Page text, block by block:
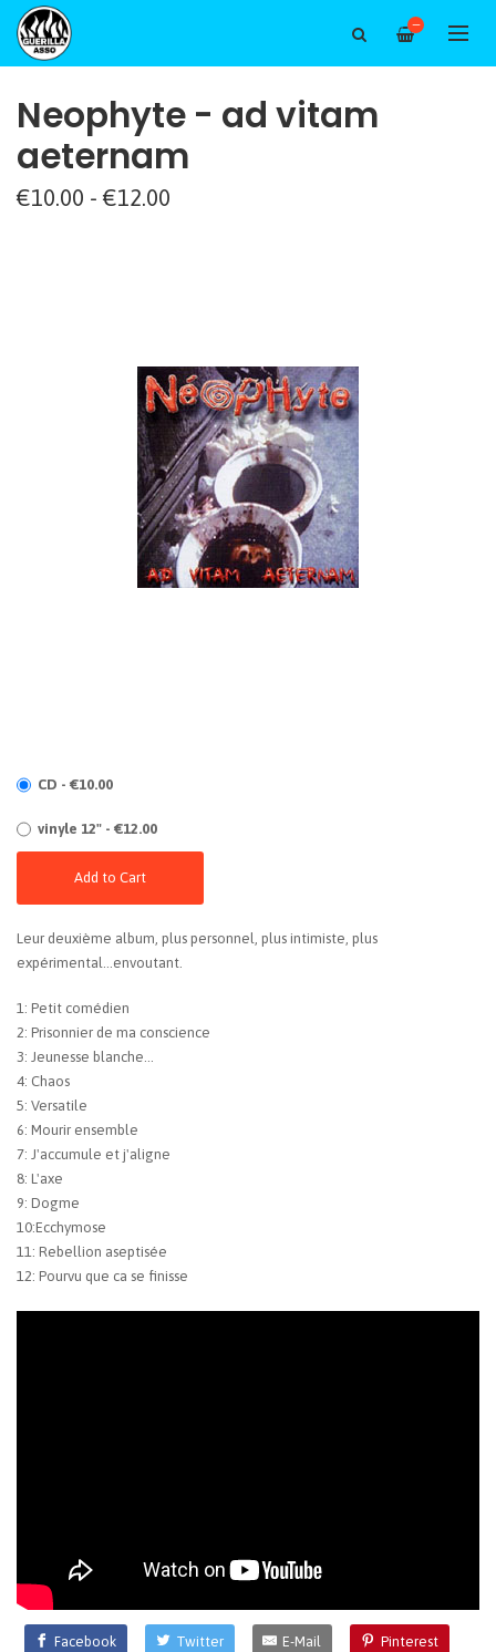
—
Neophyte - ad vitam
aeternam
€10.00 - €12.00
CD - €10.00
vinyle 12" - €12.00
Add to Cart
Leur deuxième album, plus personnel, plus intimiste, plus
expérimental...envoutant.
1: Petit comédien
2: Prisonnier de ma conscience
3: Jeunesse blanche...
4: Chaos
5: Versatile
6: Mourir ensemble
7: J'accumule et j'aligne
8: L'axe
9: Dogme
10:Ecchymose
11: Rebellion aseptisée
12: Pourvu que ca se finisse
Facebook Twitter E-Mail Pinterest